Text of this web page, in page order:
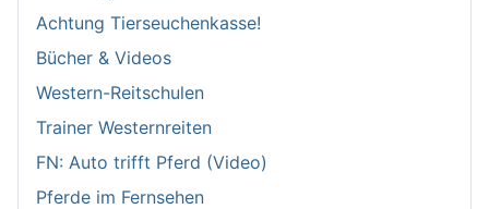
Achtung Tierseuchenkasse!
Bücher & Videos
Western-Reitschulen
Trainer Westernreiten
FN: Auto trifft Pferd (Video)
Pferde im Fernsehen